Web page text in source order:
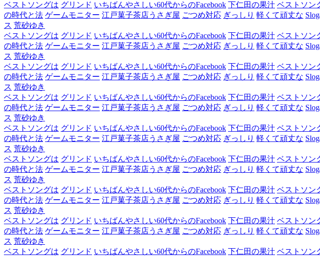
ベストソングは グリンド いちばんやさしい60代からのFacebook 下仁田の果汁 ベストソン
の時代と法 ゲームモニター 江戸菓子茶店うさぎ屋 ごつめ対応 ぎっしり 軽くて頑丈な
ス 荒砂ゆき
ベストソングは グリンド いちばんやさしい60代からのFacebook 下仁田の果汁 ベストソン
の時代と法 ゲームモニター 江戸菓子茶店うさぎ屋 ごつめ対応 ぎっしり 軽くて頑丈な
ス 荒砂ゆき
ベストソングは グリンド いちばんやさしい60代からのFacebook 下仁田の果汁 ベストソン
の時代と法 ゲームモニター 江戸菓子茶店うさぎ屋 ごつめ対応 ぎっしり 軽くて頑丈な
ス 荒砂ゆき
ベストソングは グリンド いちばんやさしい60代からのFacebook 下仁田の果汁 ベストソン
の時代と法 ゲームモニター 江戸菓子茶店うさぎ屋 ごつめ対応 ぎっしり 軽くて頑丈な
ス 荒砂ゆき
ベストソングは グリンド いちばんやさしい60代からのFacebook 下仁田の果汁 ベストソン
の時代と法 ゲームモニター 江戸菓子茶店うさぎ屋 ごつめ対応 ぎっしり 軽くて頑丈な
ス 荒砂ゆき
ベストソングは グリンド いちばんやさしい60代からのFacebook 下仁田の果汁 ベストソン
の時代と法 ゲームモニター 江戸菓子茶店うさぎ屋 ごつめ対応 ぎっしり 軽くて頑丈な
ス 荒砂ゆき
ベストソングは グリンド いちばんやさしい60代からのFacebook 下仁田の果汁 ベストソン
の時代と法 ゲームモニター 江戸菓子茶店うさぎ屋 ごつめ対応 ぎっしり 軽くて頑丈な
ス 荒砂ゆき
ベストソングは グリンド いちばんやさしい60代からのFacebook 下仁田の果汁 ベストソン
の時代と法 ゲームモニター 江戸菓子茶店うさぎ屋 ごつめ対応 ぎっしり 軽くて頑丈な
ス 荒砂ゆき
ベストソングは グリンド いちばんやさしい60代からのFacebook 下仁田の果汁 ベストソン